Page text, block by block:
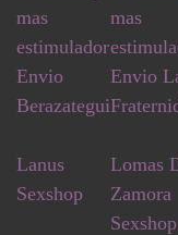
mas
estimulador
mas
Envio
Berazategui
Envio
Lanus
Sexshop
Lomas
Zamora
Sexshop